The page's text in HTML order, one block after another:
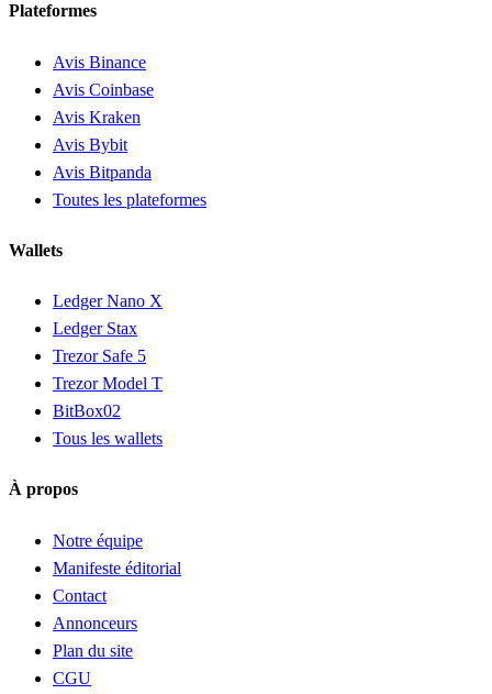
Plateformes
Avis Binance
Avis Coinbase
Avis Kraken
Avis Bybit
Avis Bitpanda
Toutes les plateformes
Wallets
Ledger Nano X
Ledger Stax
Trezor Safe 5
Trezor Model T
BitBox02
Tous les wallets
À propos
Notre équipe
Manifeste éditorial
Contact
Annonceurs
Plan du site
CGU